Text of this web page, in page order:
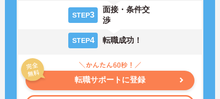
STEP3
面接・条件交
渉
STEP4 転職成功！
転職サポートに登録